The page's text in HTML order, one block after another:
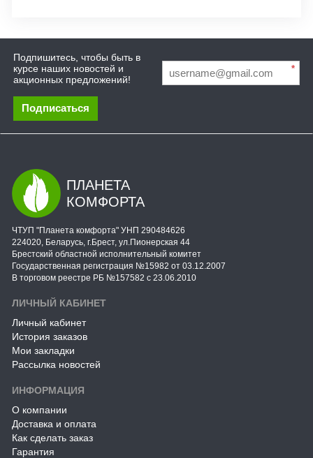
Подпишитесь, чтобы быть в
курсе наших новостей и
акционных предложений!
*
Подписаться
ПЛАНЕТА
КОМФОРТА
ЧТУП "Планета комфорта" УНП 290484626
224020, Беларусь, г.Брест, ул.Пионерская 44
Брестский областной исполнительный комитет
Государственная регистрация №15982 от 03.12.2007
В торговом реестре РБ №157582 с 23.06.2010
ЛИЧНЫЙ КАБИНЕТ
Личный кабинет
История заказов
Мои закладки
Рассылка новостей
ИНФОРМАЦИЯ
О компании
Доставка и оплата
Как сделать заказ
Гарантия